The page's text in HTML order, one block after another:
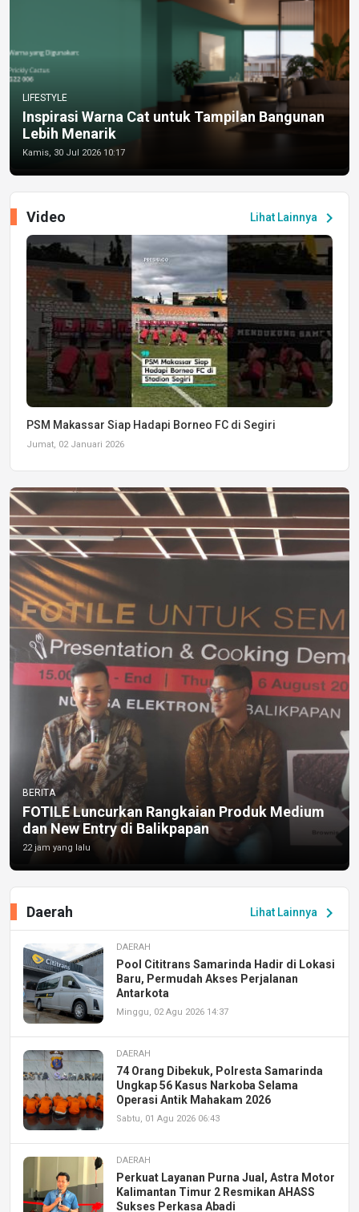
LIFESTYLE
Inspirasi Warna Cat untuk Tampilan Bangunan
Lebih Menarik
Kamis, 30 Jul 2026 10:17
Lihat Lainnya chevron_right
Video
PSM Makassar Siap Hadapi Borneo FC di Segiri
Jumat, 02 Januari 2026
BERITA
FOTILE Luncurkan Rangkaian Produk Medium
dan New Entry di Balikpapan
22 jam yang lalu
Lihat Lainnya chevron_right
Daerah
DAERAH
Pool Cititrans Samarinda Hadir di Lokasi
Baru, Permudah Akses Perjalanan
Antarkota
Minggu, 02 Agu 2026 14:37
DAERAH
74 Orang Dibekuk, Polresta Samarinda
Ungkap 56 Kasus Narkoba Selama
Operasi Antik Mahakam 2026
Sabtu, 01 Agu 2026 06:43
DAERAH
Perkuat Layanan Purna Jual, Astra Motor
Kalimantan Timur 2 Resmikan AHASS
Sukses Perkasa Abadi